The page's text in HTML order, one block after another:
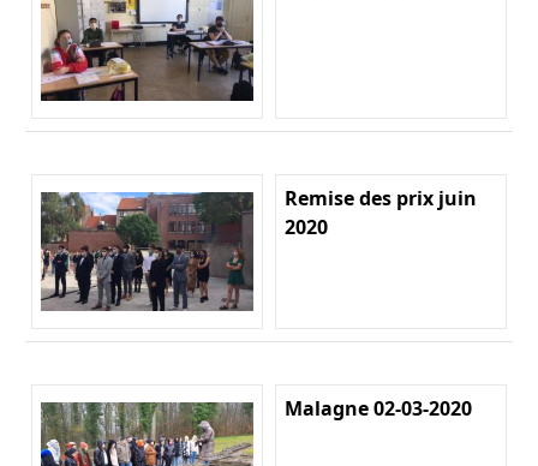
Remise des prix juin
2020
Malagne 02-03-2020